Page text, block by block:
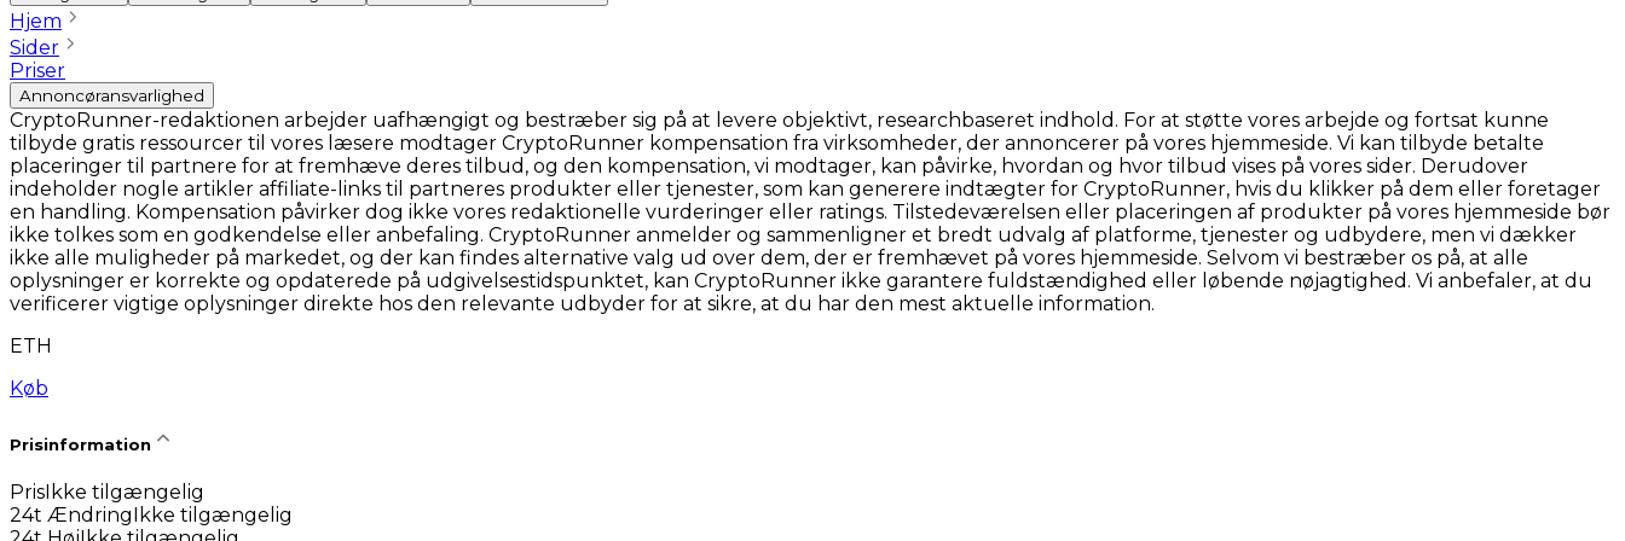
Hjem
Sider
Priser
Annoncøransvarlighed
CryptoRunner-redaktionen arbejder uafhængigt og bestræber sig på at levere objektivt, researchbaseret indhold. For at støtte vores arbejde og fortsat kunne
tilbyde gratis ressourcer til vores læsere modtager CryptoRunner kompensation fra virksomheder, der annoncerer på vores hjemmeside. Vi kan tilbyde betalte
placeringer til partnere for at fremhæve deres tilbud, og den kompensation, vi modtager, kan påvirke, hvordan og hvor tilbud vises på vores sider. Derudover
indeholder nogle artikler affiliate-links til partneres produkter eller tjenester, som kan generere indtægter for CryptoRunner, hvis du klikker på dem eller foretager
en handling. Kompensation påvirker dog ikke vores redaktionelle vurderinger eller ratings. Tilstedeværelsen eller placeringen af produkter på vores hjemmeside bør
ikke tolkes som en godkendelse eller anbefaling. CryptoRunner anmelder og sammenligner et bredt udvalg af platforme, tjenester og udbydere, men vi dækker
ikke alle muligheder på markedet, og der kan findes alternative valg ud over dem, der er fremhævet på vores hjemmeside. Selvom vi bestræber os på, at alle
oplysninger er korrekte og opdaterede på udgivelsestidspunktet, kan CryptoRunner ikke garantere fuldstændighed eller løbende nøjagtighed. Vi anbefaler, at du
verificerer vigtige oplysninger direkte hos den relevante udbyder for at sikre, at du har den mest aktuelle information.
ETH
Køb
Prisinformation
Pris Ikke tilgængelig
24t Ændring Ikke tilgængelig